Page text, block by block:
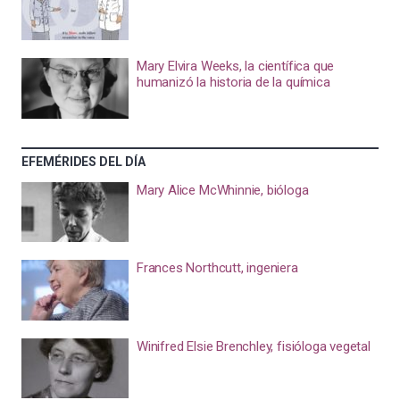
Mary Elvira Weeks, la científica que
humanizó la historia de la química
EFEMÉRIDES DEL DÍA
Mary Alice McWhinnie, bióloga
Frances Northcutt, ingeniera
Winifred Elsie Brenchley, fisióloga vegetal